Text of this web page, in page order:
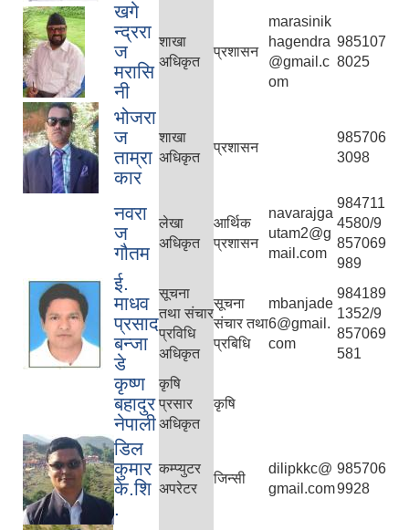
खगे
न्द्ररा
ज
मरासि
नी
शाखा
अधिकृत
प्रशासन
marasinik
hagendra
@gmail.c
om
985107
8025
भोजरा
ज
ताम्रा
कार
शाखा
अधिकृत
प्रशासन
985706
3098
नवरा
ज
गौतम
लेखा
अधिकृत
आर्थिक
प्रशासन
navarajga
utam2@g
mail.com
984711
4580/9
857069
989
ई.
माधव
प्रसाद
बन्जा
डे
सूचना
तथा संचार
प्रविधि
अधिकृत
सूचना
संचार तथा
प्रबिधि
mbanjade
6@gmail.
com
984189
1352/9
857069
581
कृष्ण
बहादुर
नेपाली
कृषि
प्रसार
अधिकृत
कृषि
डिल
कुमार
के.शि
.
कम्प्युटर
अपरेटर
जिन्सी
dilipkkc@
gmail.com
985706
9928